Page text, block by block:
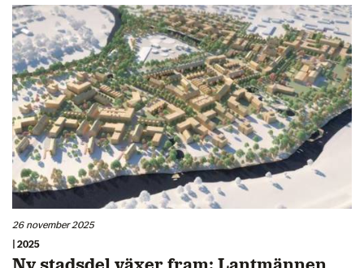
26 november 2025
| 2025
Ny stadsdel växer fram: Lantmännen